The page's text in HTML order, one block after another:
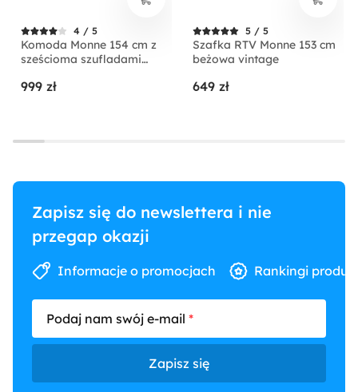
4 / 5
Komoda Monne 154 cm z
sześcioma szufladami
999 zł
5 / 5
Szafka RTV Monne 153 cm
beżowa vintage
649 zł
Zapisz się do newslettera i nie
przegap okazji
Informacje o promocjach Rankingi
Podaj nam swój e-mail
Zapisz się